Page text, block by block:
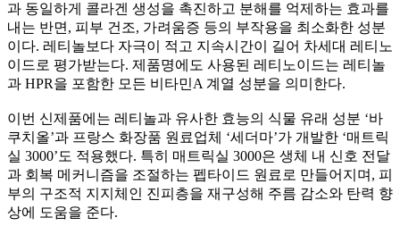
과 동일하게 콜라겐 생성을 촉진하고 분해를 억제하는 효과를
내는 반면, 피부 건조, 가려움증 등의 부작용을 최소화한 성분
이다. 레티놀보다 자극이 적고 지속시간이 길어 차세대 레티노
이드로 평가받는다. 제품명에도 사용된 레티노이드는 레티놀
과 HPR을 포함한 모든 비타민A 계열 성분을 의미한다.
이번 신제품에는 레티놀과 유사한 효능의 식물 유래 성분 ‘바
쿠치올’과 프랑스 화장품 원료업체 ‘세더마’가 개발한 ‘매트릭
실 3000’도 적용했다. 특히 매트릭실 3000은 생체 내 신호 전달
과 회복 메커니즘을 조절하는 펩타이드 원료로 만들어지며, 피
부의 구조적 지지체인 진피층을 재구성해 주름 감소와 탄력 향
상에 도움을 준다.